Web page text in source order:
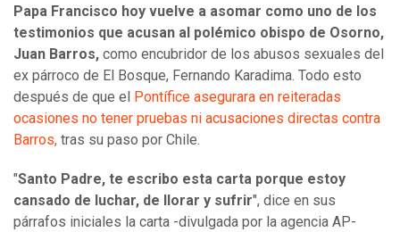
Papa Francisco hoy vuelve a asomar como uno de los
testimonios que acusan al polémico obispo de Osorno,
Juan Barros, como encubridor de los abusos sexuales del
ex párroco de El Bosque, Fernando Karadima. Todo esto
después de que el
Pontífice asegurara en reiteradas
ocasiones no tener pruebas ni acusaciones directas contra
Barros, tras su paso por Chile.
"Santo Padre, te escribo esta carta porque estoy
cansado de luchar, de llorar y sufrir", dice en sus
párrafos iniciales la carta -divulgada por la agencia AP-